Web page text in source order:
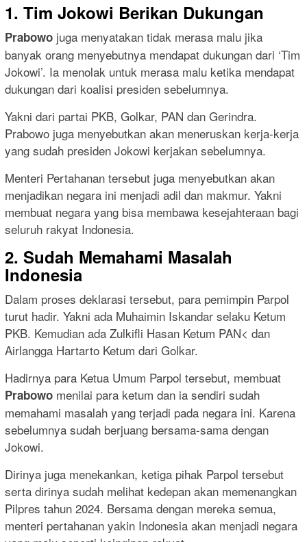
1. Tim Jokowi Berikan Dukungan
Prabowo juga menyatakan tidak merasa malu jika
banyak orang menyebutnya mendapat dukungan dari ‘Tim
Jokowi’. Ia menolak untuk merasa malu ketika mendapat
dukungan dari koalisi presiden sebelumnya.
Yakni dari partai PKB, Golkar, PAN dan Gerindra.
Prabowo juga menyebutkan akan meneruskan kerja-kerja
yang sudah presiden Jokowi kerjakan sebelumnya.
Menteri Pertahanan tersebut juga menyebutkan akan
menjadikan negara ini menjadi adil dan makmur. Yakni
membuat negara yang bisa membawa kesejahteraan bagi
seluruh rakyat Indonesia.
2. Sudah Memahami Masalah
Indonesia
Dalam proses deklarasi tersebut, para pemimpin Parpol
turut hadir. Yakni ada Muhaimin Iskandar selaku Ketum
PKB. Kemudian ada Zulkifli Hasan Ketum PAN< dan
Airlangga Hartarto Ketum dari Golkar.
Hadirnya para Ketua Umum Parpol tersebut, membuat
Prabowo menilai para ketum dan ia sendiri sudah
memahami masalah yang terjadi pada negara ini. Karena
sebelumnya sudah berjuang bersama-sama dengan
Jokowi.
Dirinya juga menekankan, ketiga pihak Parpol tersebut
serta dirinya sudah melihat kedepan akan memenangkan
Pilpres tahun 2024. Bersama dengan mereka semua,
menteri pertahanan yakin Indonesia akan menjadi negara